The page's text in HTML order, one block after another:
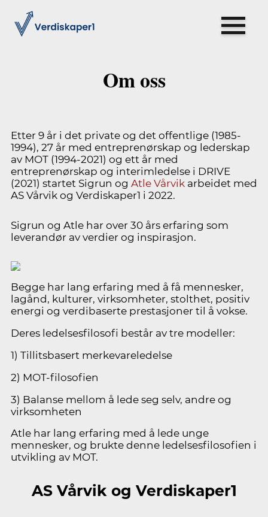
Om oss
Etter 9 år i det private og det offentlige (1985-
1994), 27 år med entreprenørskap og lederskap
av MOT (1994-2021) og ett år med
entreprenørskap og interimledelse i DRIVE
(2021) startet Sigrun og Atle Vårvik arbeidet med
AS Vårvik og Verdiskaper1 i 2022.
Sigrun og Atle har over 30 års erfaring som
leverandør av verdier og inspirasjon.
Begge har lang erfaring med å få mennesker,
lagånd, kulturer, virksomheter, stolthet, positiv
energi og verdibaserte prestasjoner til å vokse.
Deres ledelsesfilosofi består av tre modeller:
1) Tillitsbasert merkevareledelse
2) MOT-filosofien
3) Balanse mellom å lede seg selv, andre og
virksomheten
Atle har lang erfaring med å lede unge
mennesker, og brukte denne ledelsesfilosofien i
utvikling av MOT.
AS Vårvik og Verdiskaper1